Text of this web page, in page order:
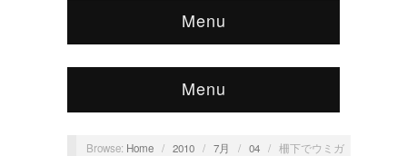
Menu
Menu
Browse: Home / 2010 / 7月 / 04 / 柵下でウミガ